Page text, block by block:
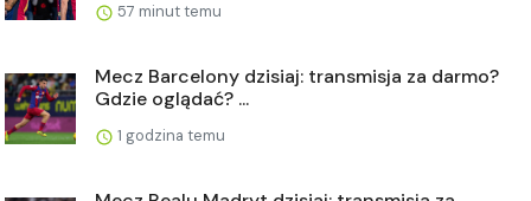
57 minut temu
Mecz Barcelony dzisiaj: transmisja za darmo?
Gdzie oglądać? ...
1 godzina temu